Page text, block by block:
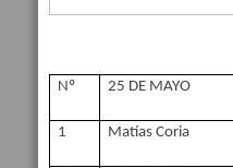
Nº 25 DE MAYO
1 Matías Coria